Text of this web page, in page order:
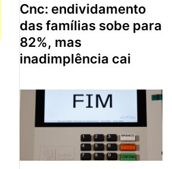
cnc: endividamento
das famílias sobe para
82%, mas
inadimplência cai